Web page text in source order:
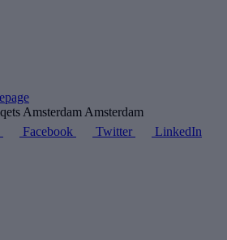
Amsterdam
Facebook Twitter LinkedIn